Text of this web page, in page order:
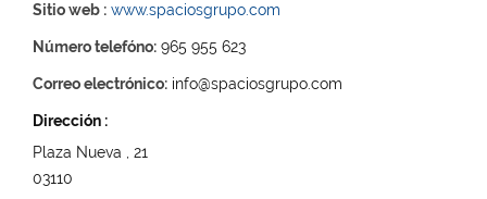
Sitio web : www.spaciosgrupo.com
Número telefóno: 965 955 623
Correo electrónico: info@spaciosgrupo.com
Dirección :
Plaza Nueva , 21
03110